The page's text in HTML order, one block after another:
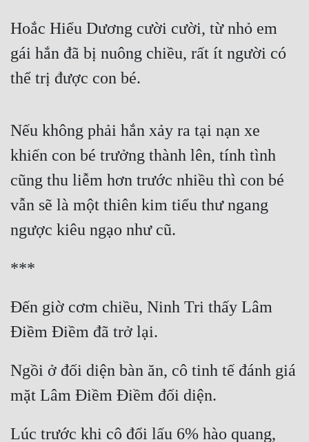
Hoắc Hiểu Dương cười cười, từ nhỏ em
gái hắn đã bị nuông chiều, rất ít người có
thể trị được con bé.
Nếu không phải hắn xảy ra tại nạn xe
khiến con bé trưởng thành lên, tính tình
cũng thu liễm hơn trước nhiều thì con bé
vẫn sẽ là một thiên kim tiểu thư ngang
ngược kiêu ngạo như cũ.
***
Đến giờ cơm chiều, Ninh Tri thấy Lâm
Điềm Điềm đã trở lại.
Ngồi ở đối diện bàn ăn, cô tinh tế đánh giá
mặt Lâm Điềm Điềm đối diện.
Lúc trước khi cô đổi lấu 6% hào quang,